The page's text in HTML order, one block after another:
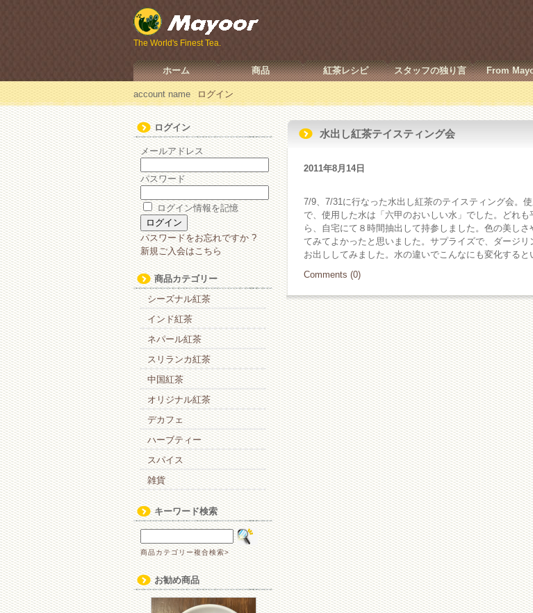
The World's Finest Tea.
ホーム 商品 紅茶レシピ スタッフの独り言 From
account name ログイン
ログイン
メールアドレス
パスワード
ログイン情報を記憶
パスワードをお忘れですか ?
新規ご入会はこちら
商品カテゴリー
シーズナル紅茶
インド紅茶
ネパール紅茶
スリランカ紅茶
中国紅茶
オリジナル紅茶
デカフェ
ハーブティー
スパイス
雑貨
キーワード検索
商品カテゴリー複合検索>
お勧め商品
水出し紅茶テイスティング会
2011年8月14日
7/9、7/31に行なった水出し紅茶のテイスティング会。
で、使用した水は「六甲のおいしい水」でした。どれ
ら、自宅にて８時間抽出して持参しました。色の美し
てみてよかったと思いました。サプライズで、ダージ
お出ししてみました。水の違いでこんなにも変化すると
Comments (0)